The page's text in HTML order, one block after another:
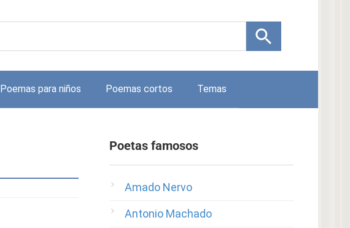
Poemas para niños Poemas cortos Temas
Poetas famosos
Amado Nervo
Antonio Machado